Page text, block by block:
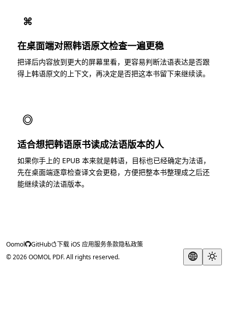
⌘
在桌面端对照韩语原文检查一遍更稳
把译后内容放到更大的屏幕里看，更容易判断法语表达是否跟
得上韩语原文的上下文，再决定是否把这本书留下来继续读。
◎
适合想把韩语原书读成法语版本的人
如果你手上的 EPUB 本来就是韩语，目标也已经确定为法语，
先在桌面端逐章检查译文会更稳，方便把整本书整理成之后还
能继续读的法语版本。
Oomol GitHub 下载 iOS 应用服务条款隐私政策
© 2026 OOMOL PDF. All rights reserved.